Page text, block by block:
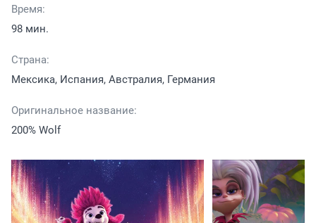
Время:
98 мин.
Страна:
Мексика, Испания, Австралия, Германия
Оригинальное название:
200% Wolf